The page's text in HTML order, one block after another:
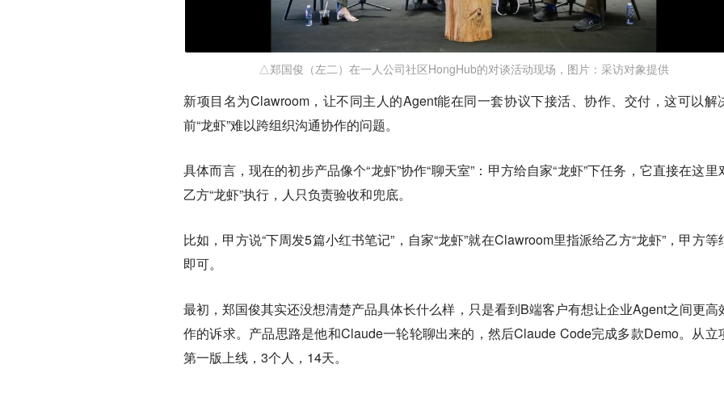
△郑国俊（左二）在一人公司社区HongHub的对谈活动现场，图片：采访对象提供
新项目名为Clawroom，让不同主人的Agent能在同一套协议下接活、协作、交付，这可以解
前“龙虾”难以跨组织沟通协作的问题。
具体而言，现在的初步产品像个“龙虾”协作“聊天室”：甲方给自家“龙虾”下任务，它直接在这里
乙方“龙虾”执行，人只负责验收和兜底。
比如，甲方说“下周发5篇小红书笔记”，自家“龙虾”就在Clawroom里指派给乙方“龙虾”，甲方等
即可。
最初，郑国俊其实还没想清楚产品具体长什么样，只是看到B端客户有想让企业Agent之间更高
作的诉求。产品思路是他和Claude一轮轮聊出来的，然后Claude Code完成多款Demo。从立
第一版上线，3个人，14天。